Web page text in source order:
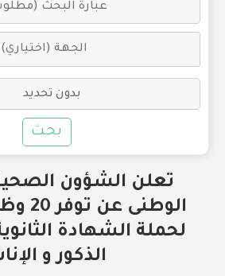
بحث
تعلن الشؤون
لحملة الشهادة
الذكور و